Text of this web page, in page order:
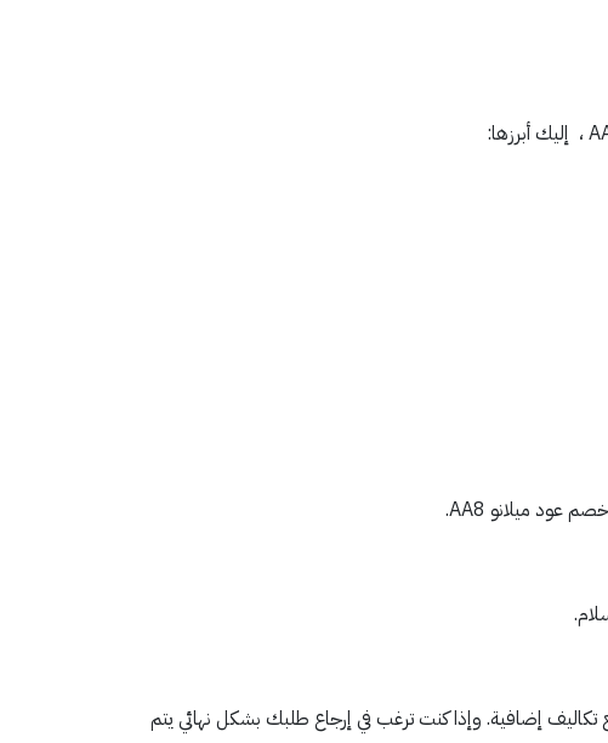
إضافية. وإذا كنت ترغب في إرجاع طلبك بشكل نهائي يتم